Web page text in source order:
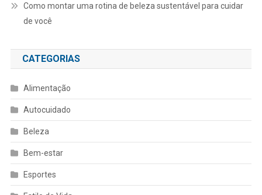
Como montar uma rotina de beleza sustentável para cuidar
de você
CATEGORIAS
Alimentação
Autocuidado
Beleza
Bem-estar
Esportes